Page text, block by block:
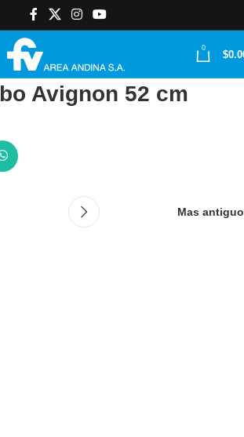
0
$
Avignon 52 cm
Mas antiguo